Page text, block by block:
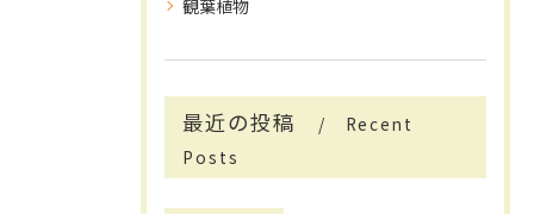
観葉植物
最近の投稿
Recent
Posts